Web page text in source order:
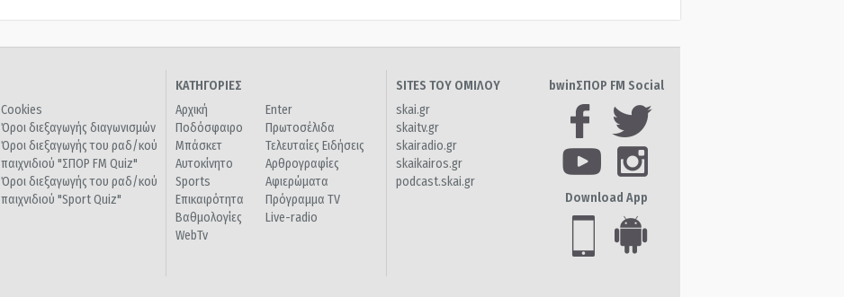
Cookies
Όροι διεξαγωγής διαγωνισμών
Όροι διεξαγωγής του ραδ/κού
παιχνιδιού "ΣΠΟΡ FM Quiz"
Όροι διεξαγωγής του ραδ/κού
παιχνιδιού "Sport Quiz"
ΚΑΤΗΓΟΡΙΕΣ
Αρχική
Ποδόσφαιρο
Μπάσκετ
Αυτοκίνητο
Sports
Επικαιρότητα
Βαθμολογίες
WebTv
Enter
Πρωτοσέλιδα
Τελευταίες Ειδήσεις
Αρθρογραφίες
Αφιερώματα
Πρόγραμμα TV
Live-radio
SITES ΤΟΥ ΟΜΙΛΟΥ
skai.gr
skaitv.gr
skairadio.gr
skaikairos.gr
podcast.skai.gr
bwinΣΠΟΡ FM Social
Download App